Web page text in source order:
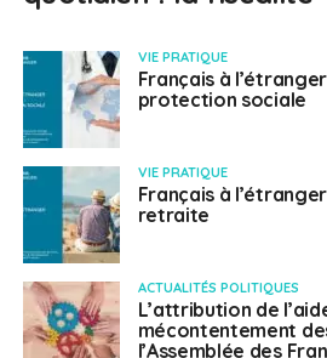
VIE PRATIQUE
Français à
protection sociale
VIE PRATIQUE
Français à
retraite
ACTUALITÉS POLITIQUES
L’attribution de
mécontentement
l’Assemblée des